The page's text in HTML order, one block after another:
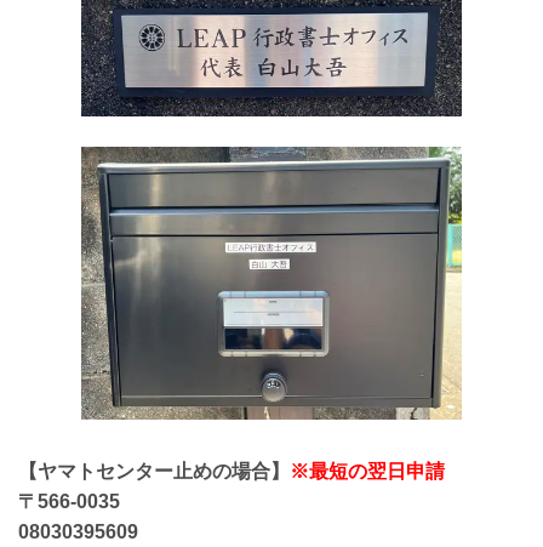
【ヤマトセンター止めの場合】
※最短の翌日申請
〒566-0035
08030395609